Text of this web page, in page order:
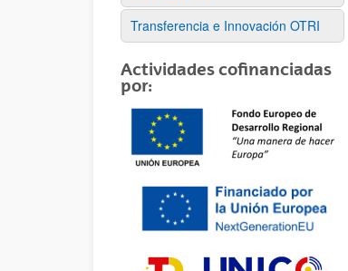
Transferencia e Innovación OTRI
Actividades cofinanciadas
por: